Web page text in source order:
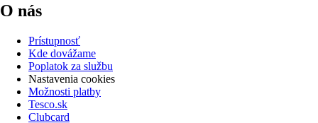
O nás
Prístupnosť
Kde dovážame
Poplatok za službu
Nastavenia cookies
Možnosti platby
Tesco.sk
Clubcard